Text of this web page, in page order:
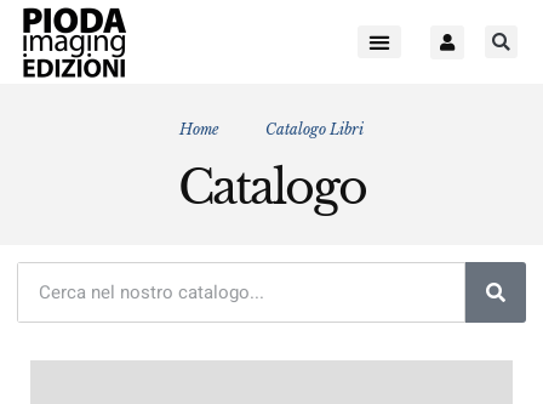
Home Catalogo Libri
Catalogo